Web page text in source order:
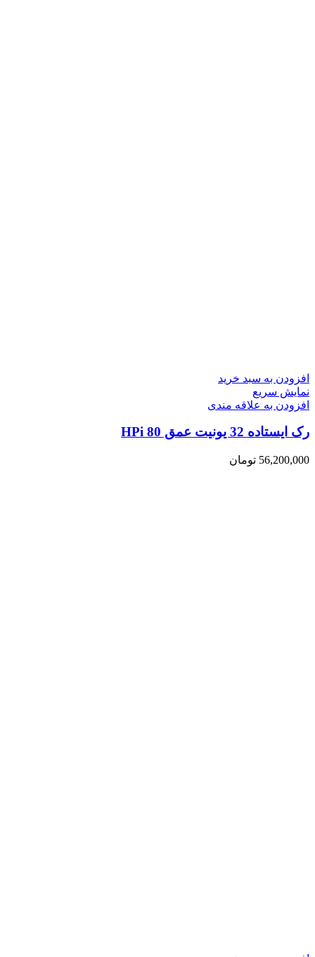
افزودن به سبد خرید
نمایش سریع
افزودن به علاقه مندی
رک ایستاده 32 یونیت عمق 80 HPi
56,200,000 تومان